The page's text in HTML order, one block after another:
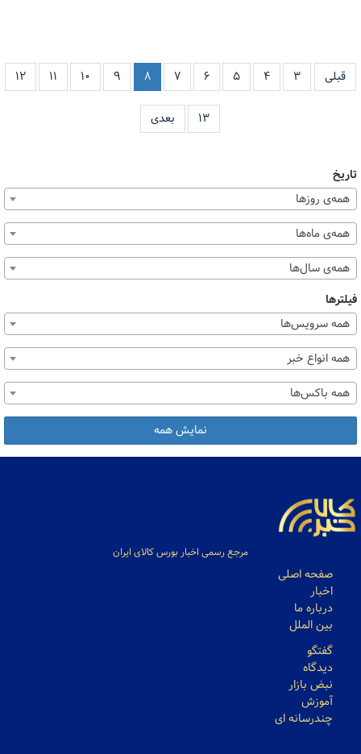
قبلی ۳ ۴ ۵ ۶ ۷ ۸ ۹ ۱۰ ۱۱ ۱۲
۱۳ بعدی
تاریخ
همه‌ی روزها
همه‌ی ماه‌ها
همه‌ی سال‌ها
فیلترها
همه سرویس‌ها
همه انواع خبر
همه باکس‌ها
نمایش همه
مرجع رسمی اخبار بورس کالای ایران
صفحه اصلی
اخبار
درباره ما
بین الملل
گفتگو
دیدگاه
نبض بازار
آموزش
چندرسانه ای